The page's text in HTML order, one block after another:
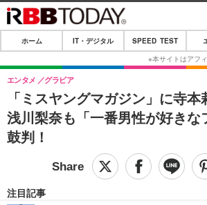
ホーム
IT・デジタル
IT・デジタルTOP
ガ
ショッピング
SPEED TEST
エンタメ
エンタメTOP
リリース一覧
ホーム IT・デジタル SPEED TEST
「ミスヤングマガジン」に寺本
浅川梨奈も「一番男性が好きな
鼓判！
エンタメ グラビア
注目記事